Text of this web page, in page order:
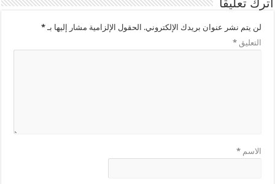
اترك تعليقاً
لن يتم نشر عنوان بريدك الإلكتروني. الحقول الإلزامية مشار إليها بـ*
التعليق*
الاسم*